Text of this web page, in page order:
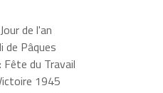
de l'an
de Pâques
: Fête du Travail
1945